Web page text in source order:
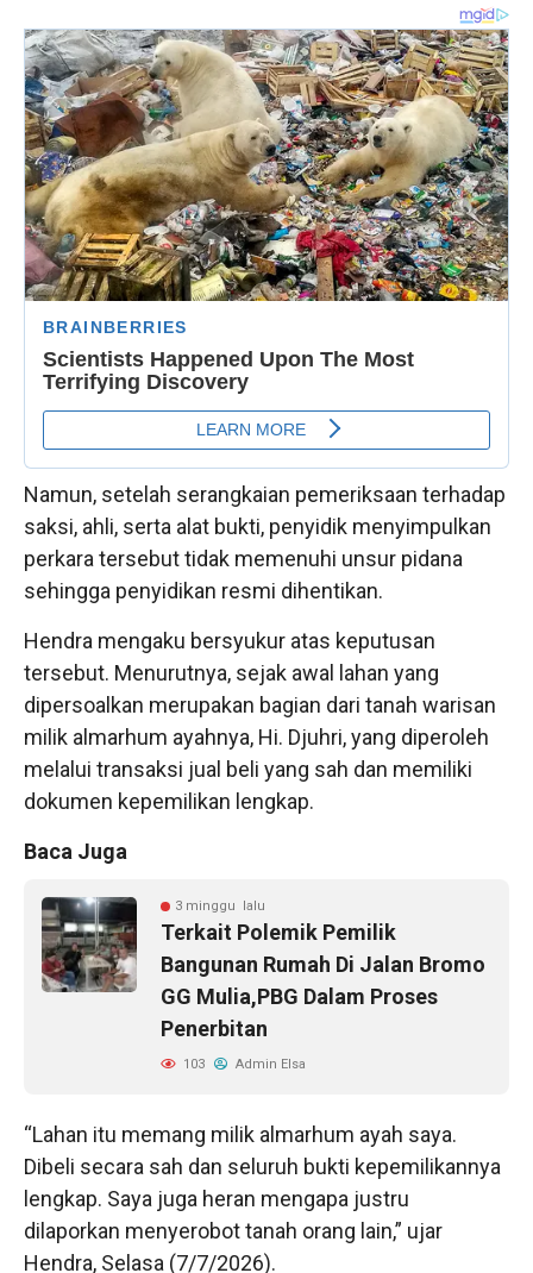
Namun, setelah serangkaian pemeriksaan terhadap
saksi, ahli, serta alat bukti, penyidik menyimpulkan
perkara tersebut tidak memenuhi unsur pidana
sehingga penyidikan resmi dihentikan.
Hendra mengaku bersyukur atas keputusan
tersebut. Menurutnya, sejak awal lahan yang
dipersoalkan merupakan bagian dari tanah warisan
milik almarhum ayahnya, Hi. Djuhri, yang diperoleh
melalui transaksi jual beli yang sah dan memiliki
dokumen kepemilikan lengkap.
Baca Juga
3 minggu lalu
Terkait Polemik Pemilik
Bangunan Rumah Di Jalan Bromo
GG Mulia,PBG Dalam Proses
Penerbitan
103 Admin Elsa
“Lahan itu memang milik almarhum ayah saya.
Dibeli secara sah dan seluruh bukti kepemilikannya
lengkap. Saya juga heran mengapa justru
dilaporkan menyerobot tanah orang lain,” ujar
Hendra, Selasa (7/7/2026).